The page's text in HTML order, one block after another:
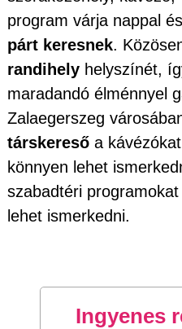
program várja nappal
párt keresnek.
randihely helyszínét,
maradandó élménnyel
Zalaegerszeg
társkereső a
könnyen lehet
szabadtéri
lehet ismerkedni.
Ingyenes